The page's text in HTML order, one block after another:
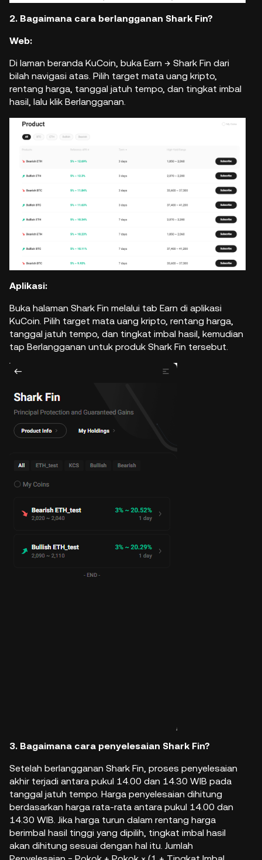
2. Bagaimana cara berlangganan Shark Fin?
Web:
Di laman beranda KuCoin, buka Earn → Shark Fin dari
bilah navigasi atas. Pilih target mata uang kripto,
rentang harga, tanggal jatuh tempo, dan tingkat imbal
hasil, lalu klik Berlangganan.
Aplikasi:
Buka halaman Shark Fin melalui tab Earn di aplikasi
KuCoin. Pilih target mata uang kripto, rentang harga,
tanggal jatuh tempo, dan tingkat imbal hasil, kemudian
tap Berlangganan untuk produk Shark Fin tersebut.
3. Bagaimana cara penyelesaian Shark Fin?
Setelah berlangganan Shark Fin, proses penyelesaian
akhir terjadi antara pukul 14.00 dan 14.30 WIB pada
tanggal jatuh tempo. Harga penyelesaian dihitung
berdasarkan harga rata-rata antara pukul 14.00 dan
14.30 WIB. Jika harga turun dalam rentang harga
berimbal hasil tinggi yang dipilih, tingkat imbal hasil
akan dihitung sesuai dengan hal itu. Jumlah